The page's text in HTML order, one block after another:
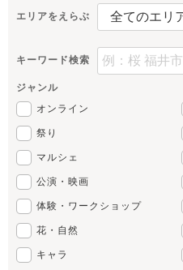
エリアをえらぶ
キーワード検索
ジャンル
オンライン
祭り
マルシェ
公演・映画
体験・ワークショップ
花・自然
キャラ